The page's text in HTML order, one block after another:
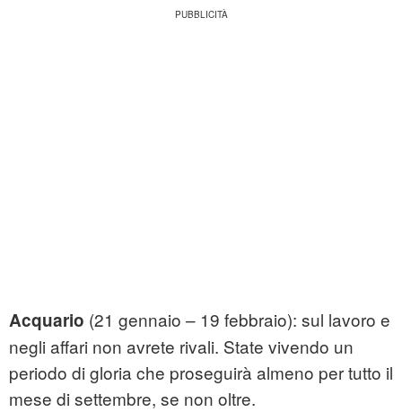
Acquario (21 gennaio – 19 febbraio): sul lavoro e
negli affari non avrete rivali. State vivendo un
periodo di gloria che proseguirà almeno per tutto il
mese di settembre, se non oltre.